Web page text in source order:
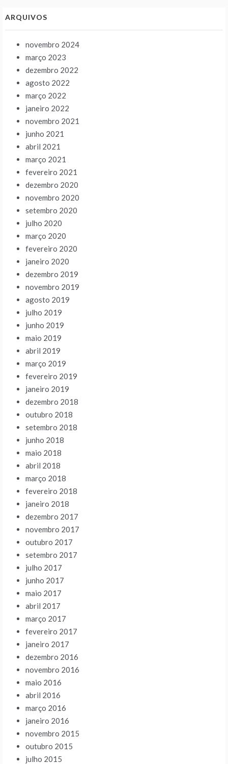
ARQUIVOS
novembro 2024
março 2023
dezembro 2022
agosto 2022
março 2022
janeiro 2022
novembro 2021
junho 2021
abril 2021
março 2021
fevereiro 2021
dezembro 2020
novembro 2020
setembro 2020
julho 2020
março 2020
fevereiro 2020
janeiro 2020
dezembro 2019
novembro 2019
agosto 2019
julho 2019
junho 2019
maio 2019
abril 2019
março 2019
fevereiro 2019
janeiro 2019
dezembro 2018
outubro 2018
setembro 2018
junho 2018
maio 2018
abril 2018
março 2018
fevereiro 2018
janeiro 2018
dezembro 2017
novembro 2017
outubro 2017
setembro 2017
julho 2017
junho 2017
maio 2017
abril 2017
março 2017
fevereiro 2017
janeiro 2017
dezembro 2016
novembro 2016
maio 2016
abril 2016
março 2016
janeiro 2016
novembro 2015
outubro 2015
julho 2015